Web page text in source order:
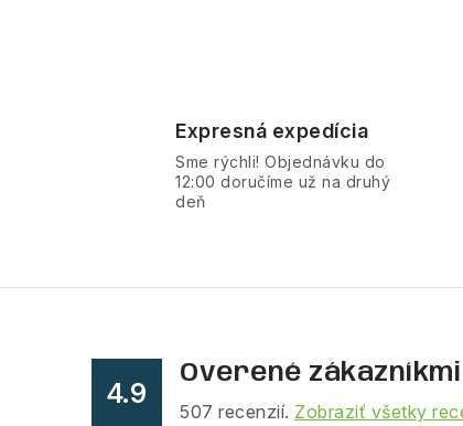
Expresná expedícia
Sme rýchli! Objednávku do
12:00 doručíme už na druhý
deň
4.9
Overené zákazníkmi
507 recenzií. Zobraziť všetky